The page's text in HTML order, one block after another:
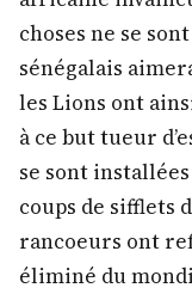
choses ne se
sénégalais
les Lions ont
à ce but tueur
se sont
coups de sifflets
rancoeurs ont
éliminé du